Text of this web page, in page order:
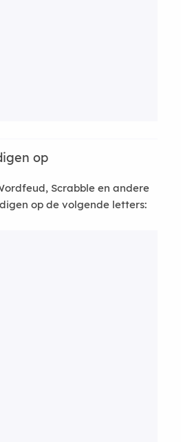
op
Scrabble en andere
op de volgende letters: